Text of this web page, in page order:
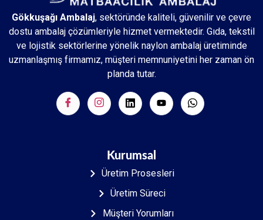
Gökkuşağı Ambalaj, sektöründe kaliteli, güvenilir ve çevre
dostu ambalaj çözümleriyle hizmet vermektedir. Gıda, tekstil
ve lojistik sektörlerine yönelik naylon ambalaj üretiminde
uzmanlaşmış firmamız, müşteri memnuniyetini her zaman ön
planda tutar.
Kurumsal
Üretim Prosesleri
Üretim Süreci
Müşteri Yorumları